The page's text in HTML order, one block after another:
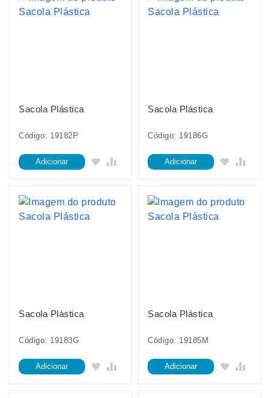
Sacola Plástica
Código: 19182P
Adicionar
Sacola Plástica
Código: 19186G
Adicionar
Sacola Plástica
Código: 19183G
Adicionar
Sacola Plástica
Código: 19185M
Adicionar